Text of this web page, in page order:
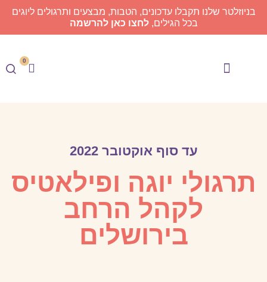
בניוזלטר שלנו תקבלו עדכונים, הטבות, מבצעים ותרגולים ליוגים
בכל הגילים,לחצו כאן להרשמה
0
עד סוף אוקטובר 2022
תרגולי יוגה ופילאטיס
לקהל הרחב
בירושלים